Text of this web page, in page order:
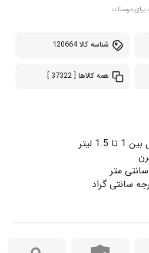
دوستات
شناسه کالا120664
همه کالاها [ 37322 ]